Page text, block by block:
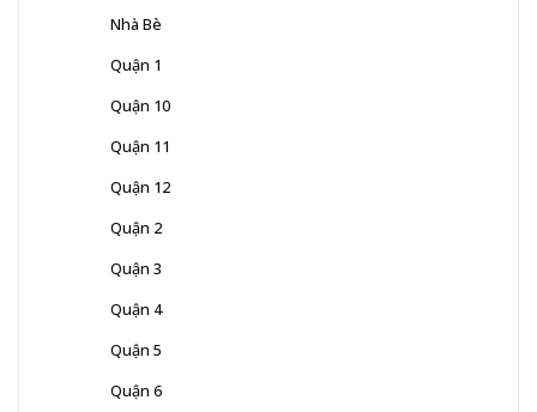
Nhà Bè
Quận 1
Quận 10
Quận 11
Quận 12
Quận 2
Quận 3
Quận 4
Quận 5
Quận 6